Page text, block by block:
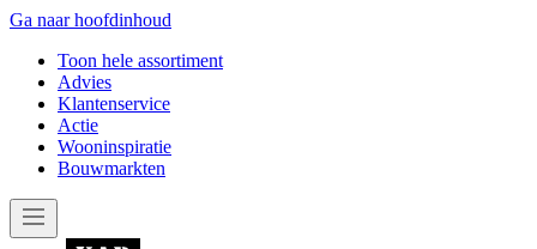
Ga naar hoofdinhoud
Toon hele assortiment
Advies
Klantenservice
Actie
Wooninspiratie
Bouwmarkten